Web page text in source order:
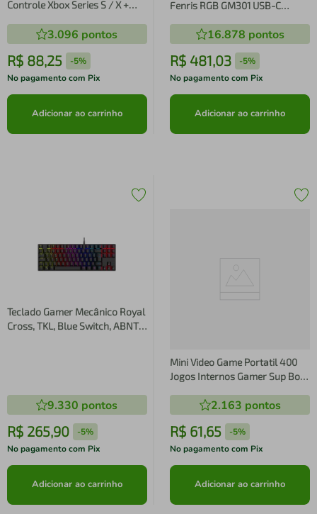
Controle Xbox Series S / X +
3.096 pontos
R$ 88,25 -5%
No pagamento com Pix
Adicionar ao carrinho
Fenris RGB GM301 USB-C
16.878 pontos
R$ 481,03 -5%
No pagamento com Pix
Adicionar ao carrinho
Teclado Gamer Mecânico Royal
Cross, TKL, Blue Switch, ABNT2,
9.330 pontos
R$ 265,90 -5%
No pagamento com Pix
Adicionar ao carrinho
Mini Video Game Portatil 400
Jogos Internos Gamer Sup Box
2.163 pontos
R$ 61,65 -5%
No pagamento com Pix
Adicionar ao carrinho